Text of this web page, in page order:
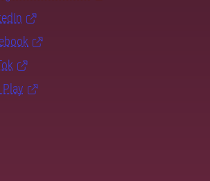
Play